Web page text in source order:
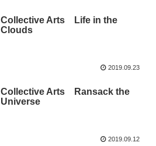
Collective Arts Life in the
Clouds
2019.09.23
Collective Arts Ransack the
Universe
2019.09.12